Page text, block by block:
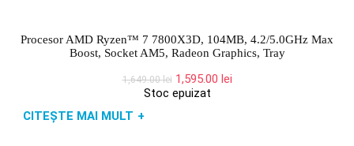
Procesor AMD Ryzen™ 7 7800X3D, 104MB, 4.2/5.0GHz Max
Boost, Socket AM5, Radeon Graphics, Tray
1,649.00lei Prețul
inițial
1,595.00 leiPrețul
Stoc epuizat
CITEȘTE MAI MULT +